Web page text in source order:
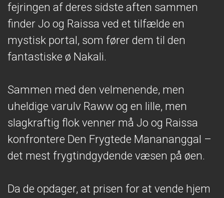
fejringen af deres sidste aften sammen
finder Jo og Raissa ved et tilfælde en
mystisk portal, som fører dem til den
fantastiske ø Nakali.
Sammen med den velmenende, men
uheldige varulv Raww og en lille, men
slagkraftig flok venner må Jo og Raissa
konfrontere Den Frygtede Manananggal –
det mest frygtindgydende væsen på øen.
Da de opdager, at prisen for at vende hjem